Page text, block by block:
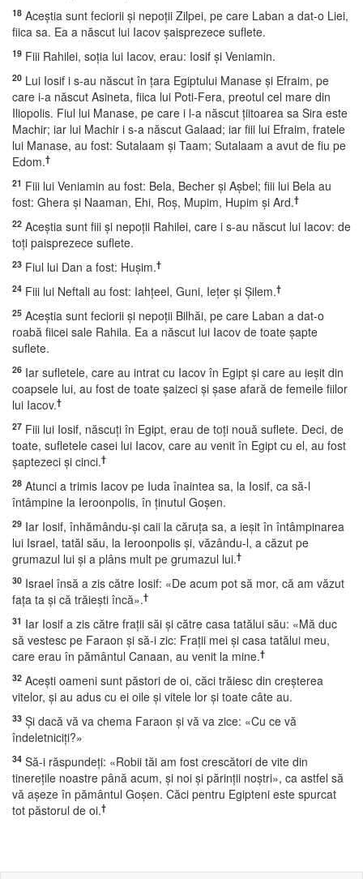
18 Aceştia sunt feciorii şi nepoţii Zilpei, pe care Laban a dat-o Liei,
fiica sa. Ea a născut lui Iacov şaisprezece suflete.
19 Fiii Rahilei, soţia lui Iacov, erau: Iosif şi Veniamin.
20 Lui Iosif i s-au născut în ţara Egiptului Manase şi Efraim, pe
care i-a născut Asineta, fiica lui Poti-Fera, preotul cel mare din
Iliopolis. Fiul lui Manase, pe care i l-a născut ţiitoarea sa Sira este
Machir; iar lui Machir i s-a născut Galaad; iar fiii lui Efraim, fratele
lui Manase, au fost: Sutalaam şi Taam; Sutalaam a avut de fiu pe
Edom.†
21 Fiii lui Veniamin au fost: Bela, Becher şi Aşbel; fiii lui Bela au
fost: Ghera şi Naaman, Ehi, Roş, Mupim, Hupim şi Ard.†
22 Aceştia sunt fiii şi nepoţii Rahilei, care i s-au născut lui Iacov: de
toţi paisprezece suflete.
23 Fiul lui Dan a fost: Huşim.†
24 Fiii lui Neftali au fost: Iahţeel, Guni, Ieţer şi Şilem.†
25 Aceştia sunt feciorii şi nepoţii Bilhăi, pe care Laban a dat-o
roabă fiicei sale Rahila. Ea a născut lui Iacov de toate şapte
suflete.
26 Iar sufletele, care au intrat cu Iacov în Egipt şi care au ieşit din
coapsele lui, au fost de toate şaizeci şi şase afară de femeile fiilor
lui Iacov.†
27 Fiii lui Iosif, născuţi în Egipt, erau de toţi nouă suflete. Deci, de
toate, sufletele casei lui Iacov, care au venit în Egipt cu el, au fost
şaptezeci şi cinci.†
28 Atunci a trimis Iacov pe Iuda înaintea sa, la Iosif, ca să-l
întâmpine la Ieroonpolis, în ţinutul Goşen.
29 Iar Iosif, înhămându-şi caii la căruţa sa, a ieşit în întâmpinarea
lui Israel, tatăl său, la Ieroonpolis şi, văzându-l, a căzut pe
grumazul lui şi a plâns mult pe grumazul lui.†
30 Israel însă a zis către Iosif: «De acum pot să mor, că am văzut
faţa ta şi că trăieşti încă».†
31 Iar Iosif a zis către fraţii săi şi către casa tatălui său: «Mă duc
să vestesc pe Faraon şi să-i zic: Fraţii mei şi casa tatălui meu,
care erau în pământul Canaan, au venit la mine.†
32 Aceşti oameni sunt păstori de oi, căci trăiesc din creşterea
vitelor, şi au adus cu ei oile şi vitele lor şi toate câte au.
33 Şi dacă vă va chema Faraon şi vă va zice: «Cu ce vă
îndeletniciţi?»
34 Să-i răspundeţi: «Robii tăi am fost crescători de vite din
tinereţile noastre până acum, şi noi şi părinţii noştri», ca astfel să
vă aşeze în pământul Goşen. Căci pentru Egipteni este spurcat
tot păstorul de oi.†